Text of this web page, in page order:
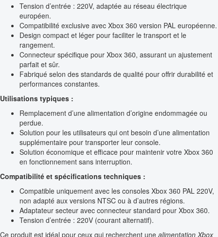
Tension d’entrée : 220V, adaptée au réseau électrique
européen.
Compatibilité exclusive avec Xbox 360 version PAL européenne.
Design compact et léger pour faciliter le transport et le
rangement.
Connecteur spécifique pour Xbox 360, assurant un ajustement
parfait et sûr.
Fabriqué selon des standards de qualité pour offrir durabilité et
performances constantes.
Utilisations typiques :
Remplacement d’une alimentation d’origine endommagée ou
perdue.
Solution pour les utilisateurs qui ont besoin d’une alimentation
supplémentaire pour transporter leur console.
Solution économique et efficace pour maintenir votre Xbox 360
en fonctionnement sans interruption.
Compatibilité et spécifications techniques :
Compatible uniquement avec les consoles Xbox 360 PAL 220V,
non adapté aux versions NTSC ou à d’autres régions.
Adaptateur secteur avec connecteur standard pour Xbox 360.
Tension d’entrée : 220V (courant alternatif).
Ce produit est idéal pour ceux qui recherchent une alimentation Xbox